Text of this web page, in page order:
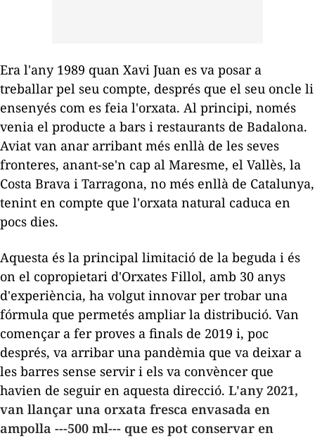
Era l'any 1989 quan Xavi Juan es va posar a
treballar pel seu compte, després que el seu oncle li
ensenyés com es feia l'orxata. Al principi, només
venia el producte a bars i restaurants de Badalona.
Aviat van anar arribant més enllà de les seves
fronteres, anant-se'n cap al Maresme, el Vallès, la
Costa Brava i Tarragona, no més enllà de Catalunya,
tenint en compte que l'orxata natural caduca en
pocs dies.
Aquesta és la principal limitació de la beguda i és
on el copropietari d'Orxates Fillol, amb 30 anys
d'experiència, ha volgut innovar per trobar una
fórmula que permetés ampliar la distribució. Van
començar a fer proves a finals de 2019 i, poc
després, va arribar una pandèmia que va deixar a
les barres sense servir i els va convèncer que
havien de seguir en aquesta direcció. L'any 2021,
van llançar una orxata fresca envasada en
ampolla ---500 ml--- que es pot conservar en